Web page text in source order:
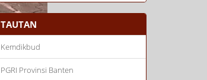
TAUTAN
Kemdikbud
PGRI Provinsi Banten